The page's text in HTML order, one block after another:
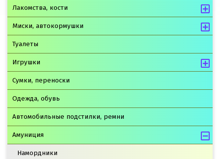
Лакомства, кости
Миски, автокормушки
Туалеты
Игрушки
Сумки, переноски
Одежда, обувь
Автомобильные подстилки, ремни
Амуниция
Намордники